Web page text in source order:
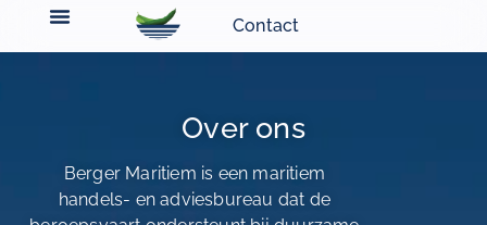
Contact
Over ons
Berger Maritiem is een maritiem
handels- en adviesbureau dat de